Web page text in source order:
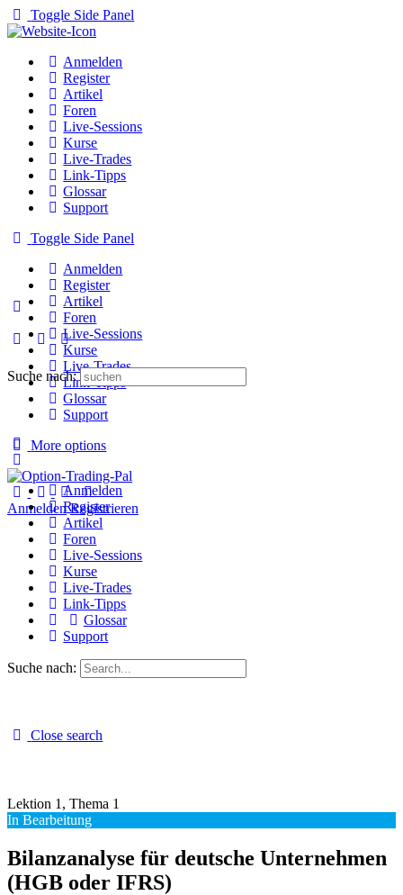
Toggle Side Panel
Anmelden
Register
Artikel
Foren
Live-Sessions
Kurse
Live-Trades
Link-Tipps
Glossar
Support
Toggle Side Panel
Anmelden
Register
Artikel
Foren
Live-Sessions
Kurse
Live-Trades
Link-Tipps
Glossar
Support
More options
Anmelden Registrieren
Suche nach:
Anmelden
Register
Artikel
Foren
Live-Sessions
Kurse
Live-Trades
Link-Tipps
Glossar
Support
Suche nach:
Close search
Lektion 1, Thema 1
In Bearbeitung
Bilanzanalyse für deutsche Unternehmen
(HGB oder IFRS)